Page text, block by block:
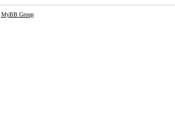
MyBB Group